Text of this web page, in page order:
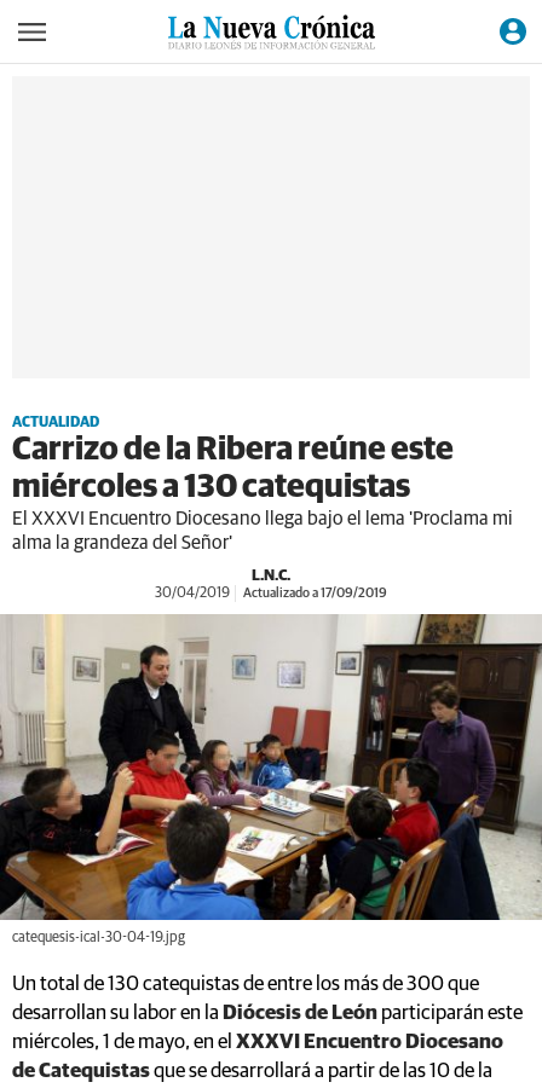
ACTUALIDAD
Carrizo de la Ribera reúne este
miércoles a 130 catequistas
El XXXVI Encuentro Diocesano llega bajo el lema 'Proclama mi
alma la grandeza del Señor'
L.N.C.
30/04/2019 Actualizado a 17/09/2019
catequesis-ical-30-04-19.jpg
Un total de 130 catequistas de entre los más de 300 que
desarrollan su labor en la Diócesis de León participarán este
miércoles, 1 de mayo, en el XXXVI Encuentro Diocesano
de Catequistasque se desarrollará a partir de las 10 de la